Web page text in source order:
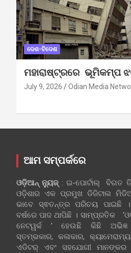
ଦେଶ-ବିଦେଶ
ମହାରାଷ୍ଟ୍ରରେ ଭୂମିକମ୍ପ
July 9, 2026 Odian Media
ଆମ ସମ୍ପର୍କରେ
ଓଡ଼ିଆନ୍‍ ନ୍ୟୁଜ୍‍: ଇ-ପୋର୍ଟାଲ୍ ବିଗତ
ଓଡ଼ିଶାର ଏକ ପ୍ରମୁଖ ଡିଜିଟାଲ
ଭାବେ ସ୍ଵତନ୍ତ୍ର ପରିଚୟ ପାଇଛି
ବର୍ଷରେ ପାଦ ଥାପିଛି । ସାମ୍ପ୍ରତିକ
ନେଟୱର୍କ ’ ହେଉଛି କିଛି ଅଭିଜ୍ଞ
ସ୍ତମ୍ଭକାର, କଳାକାର,
ଏଡିଟର୍ ଏବଂ ସହଯୋଗୀ